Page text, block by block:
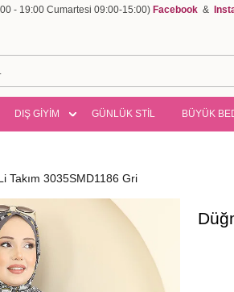
- 19:00 Cumartesi 09:00-15:00) Facebook &
DIŞ GİYİM GÜNLÜK STİL BÜYÜK
Takım 3035SMD1186 Gri